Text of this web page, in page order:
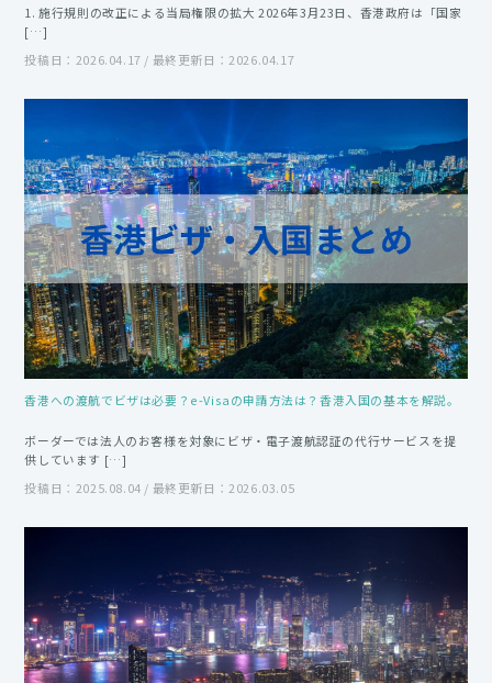
1. 施行規則の改正による当局権限の拡大 2026年3月23日、香港政府は「国家
[…]
投稿日：2026.04.17 / 最終更新日：2026.04.17
香港への渡航でビザは必要？e-Visaの申請方法は？香港入国の基本を解説。
ボーダーでは法人のお客様を対象にビザ・電子渡航認証の代行サービスを提
供しています […]
投稿日：2025.08.04 / 最終更新日：2026.03.05